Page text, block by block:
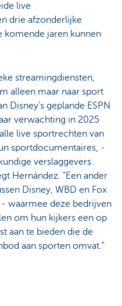
live
drie afzonderlijke
komende jaren kunnen
streamingdiensten,
alleen maar naar sport
Disney's geplande ESPN
verwachting in 2025
live sportrechten van
sportdocumentaires, -
verslaggevers
Hernández. "Een ander
Disney, WBD en Fox
waarmee deze bedrijven
om hun kijkers een op
aan te bieden die de
aan sporten omvat."